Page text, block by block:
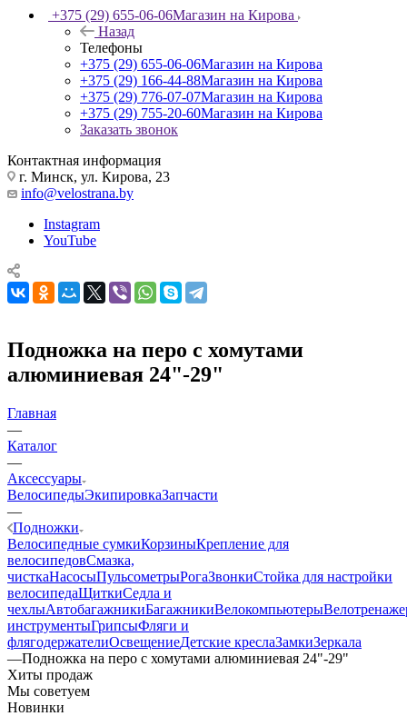
+375 (29) 655-06-06Магазин на Кирова
Назад
Телефоны
+375 (29) 655-06-06Магазин на Кирова
+375 (29) 166-44-88Магазин на Кирова
+375 (29) 776-07-07Магазин на Кирова
+375 (29) 755-20-60Магазин на Кирова
Заказать звонок
Контактная информация
г. Минск, ул. Кирова, 23
info@velostrana.by
Instagram
YouTube
Подножка на перо с хомутами
алюминиевая 24"-29"
Главная
—
Каталог
—
Аксессуары
ВелосипедыЭкипировкаЗапчасти
—
Подножки
Велосипедные сумкиКорзиныКрепление для
велосипедовСмазка,
чисткаНасосыПульсометрыРогаЗвонкиСтойка для настройки
велосипедаЩиткиСедла и
чехлыАвтобагажникиБагажникиВелокомпьютеры
инструментыГрипсыФляги и
флягодержателиОсвещениеДетские креслаЗамкиЗеркала
—Подножка на перо с хомутами алюминиевая 24"-29"
Хиты продаж
Мы советуем
Новинки